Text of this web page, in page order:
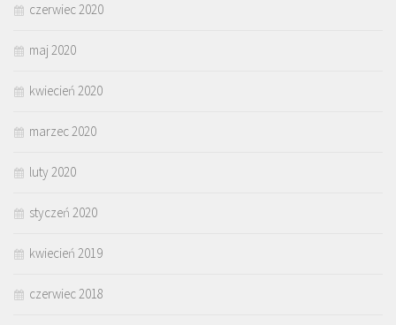
czerwiec 2020
maj 2020
kwiecień 2020
marzec 2020
luty 2020
styczeń 2020
kwiecień 2019
czerwiec 2018